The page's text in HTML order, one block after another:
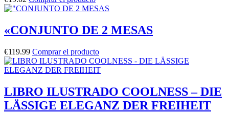
«CONJUNTO DE 2 MESAS
€119.99 Comprar el producto
LIBRO ILUSTRADO COOLNESS – DIE
LÄSSIGE ELEGANZ DER FREIHEIT